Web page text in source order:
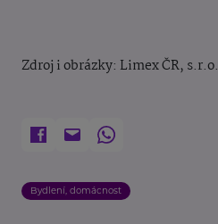
Zdroj i obrázky: Limex ČR, s.r.o.
Bydlení, domácnost